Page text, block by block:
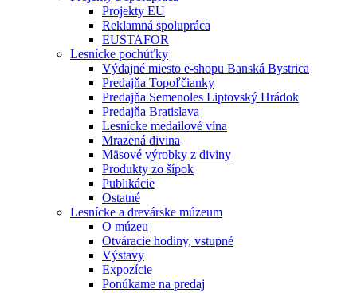
Projekty EU
Reklamná spolupráca
EUSTAFOR
Lesnícke pochúťky
Výdajné miesto e-shopu Banská Bystrica
Predajňa Topoľčianky
Predajňa Semenoles Liptovský Hrádok
Predajňa Bratislava
Lesnícke medailové vína
Mrazená divina
Mäsové výrobky z diviny
Produkty zo šípok
Publikácie
Ostatné
Lesnícke a drevárske múzeum
O múzeu
Otváracie hodiny, vstupné
Výstavy
Expozície
Ponúkame na predaj